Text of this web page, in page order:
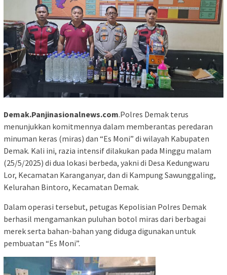
Demak.Panjinasionalnews.com.Polres Demak terus
menunjukkan komitmennya dalam memberantas peredaran
minuman keras (miras) dan “Es Moni” di wilayah Kabupaten
Demak. Kali ini, razia intensif dilakukan pada Minggu malam
(25/5/2025) di dua lokasi berbeda, yakni di Desa Kedungwaru
Lor, Kecamatan Karanganyar, dan di Kampung Sawunggaling,
Kelurahan Bintoro, Kecamatan Demak.
Dalam operasi tersebut, petugas Kepolisian Polres Demak
berhasil mengamankan puluhan botol miras dari berbagai
merek serta bahan-bahan yang diduga digunakan untuk
pembuatan “Es Moni”.